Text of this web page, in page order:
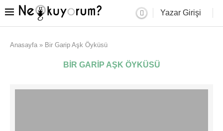
Yazar Girişi
Anasayfa » Bir Garip Aşk Öyküsü
BIR GARIP AŞK ÖYKÜSÜ